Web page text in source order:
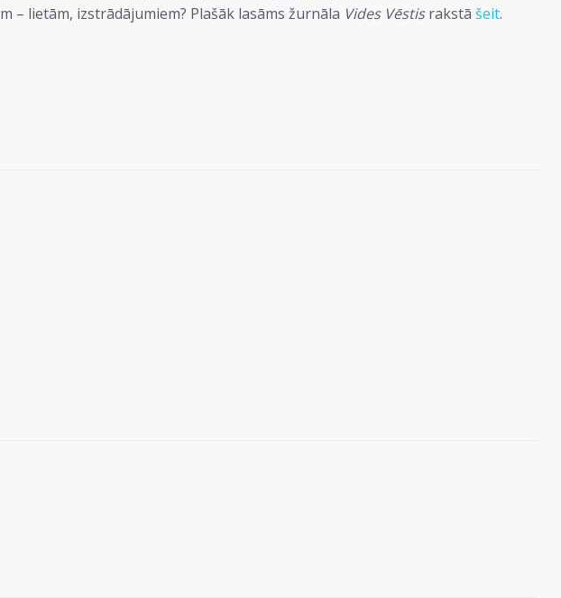
– lietām, izstrādājumiem? Plašāk lasāms žurnāla Vides Vēstisrakstā šeit.